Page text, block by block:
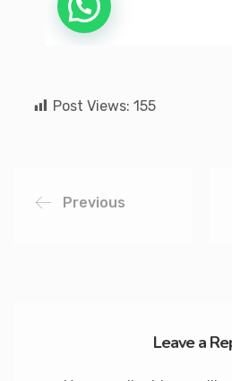
Post Views: 155
Previous
Leave a